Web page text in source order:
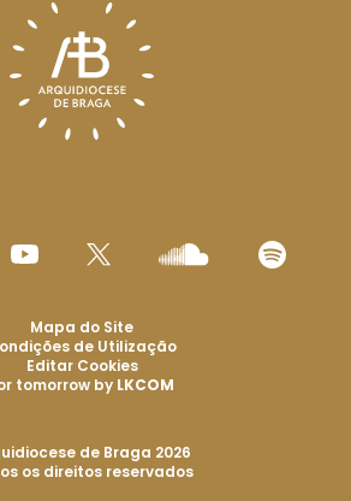
de Braga 2026
os direitos reservados
Mapa do Site
de Utilização
Editar Cookies
tomorrow by LKCOM